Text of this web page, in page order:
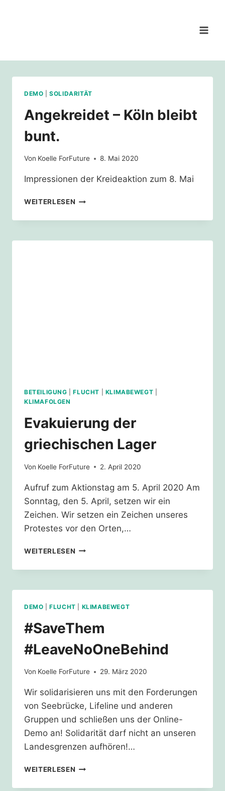
DEMO |SOLIDARITÄT
Angekreidet – Köln bleibt
bunt.
Von Koelle ForFuture 8. Mai 2020
Impressionen der Kreideaktion zum 8. Mai
WEITERLESEN ANGEKREIDET
KÖLN
BUNT.
BETEILIGUNG |FLUCHT KLIMABEWEGT
KLIMAFOLGEN
Evakuierung der
griechischen Lager
Von Koelle ForFuture 2. April 2020
Aufruf zum Aktionstag am 5. April 2020 Am
Sonntag, den 5. April, setzen wir ein
Zeichen. Wir setzen ein Zeichen unseres
Protestes vor den Orten,…
WEITERLESEN EVAKUIERUNG
GRIECHISCHEN
DEMO |FLUCHT KLIMABEWEGT
#SaveThem
#LeaveNoOneBehind
Von Koelle ForFuture 29. März 2020
Wir solidarisieren uns mit den Forderungen
von Seebrücke, Lifeline und anderen
Gruppen und schließen uns der Online-
Demo an! Solidarität darf nicht an unseren
Landesgrenzen aufhören!…
WEITERLESEN #SAVETHEM